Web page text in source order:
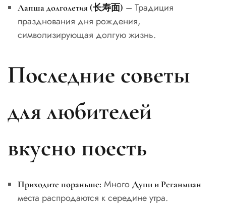
Лапша долголетия (长寿面) – Традиция
празднования дня рождения,
символизирующая долгую жизнь.
Последние советы
для любителей
вкусно поесть
Приходите пораньше: Много Дупи и Реганмиан
места распродаются к середине утра.